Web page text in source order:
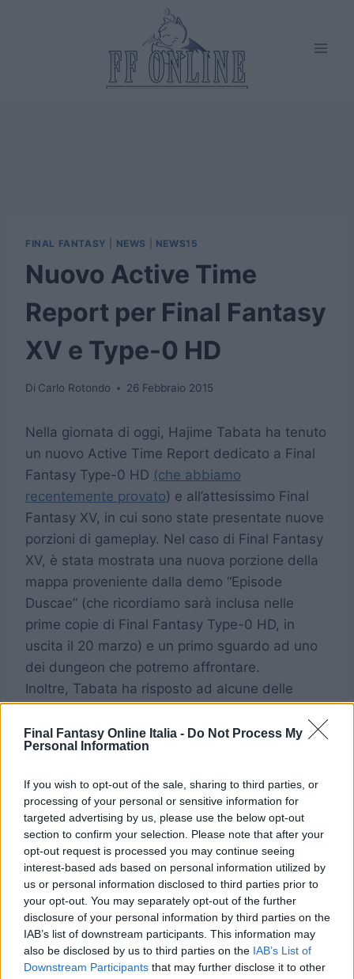
Final Fantasy Online Italia - Do Not Process My
Personal Information
If you wish to opt-out of the sale, sharing to third parties, or
processing of your personal or sensitive information for
targeted advertising by us, please use the below opt-out
section to confirm your selection. Please note that after your
opt-out request is processed you may continue seeing
interest-based ads based on personal information utilized by
us or personal information disclosed to third parties prior to
your opt-out. You may separately opt-out of the further
disclosure of your personal information by third parties on the
IAB’s list of downstream participants. This information may
also be disclosed by us to third parties on the IAB’s List of
Downstream Participants that may further disclose it to other
FINAL FANTASY NEWS NEWS15
Nuovo Active Time
Report per Final Fantasy
XV e Type-0 HD
Di Carlo Rotondo 26 Febbraio 2015
Nella giornata di oggi, Hajime Tabata ha tenuto
un nuovo Active Time Report dedicato a Final
Fantasy Type-0 HD (che abbiamo
recentemente provato) e all’attesissimo Final
Fantasy XV, in cui sono state presentate nuove
porzioni di gameplay. Nel caso di Final Fantasy
XV, è stata mostrata una nuova porzione della
mappa proveniente dalla demo “Episode
Duscae” (che ricordiamo sarà inclusa nelle
prime copie di Final Fantasy Type-0 HD, in
uscita il 20 marzo) e un primo sguardo ad uno
dei dungeon che potremo affrontare.
Inoltre, Tabata ha risposto ad alcune delle
[youtube
url=”https://www.youtube.com/watch?
v=RiQ4rh4hhiU” fs=”1″ hd=”1″]
Navigazione
articoli
PRECEDENTE
Final Fantasy XV,
svelati molti dettagli
SEGUENTE
Mevius Final Fantasy,
primi dettagli da